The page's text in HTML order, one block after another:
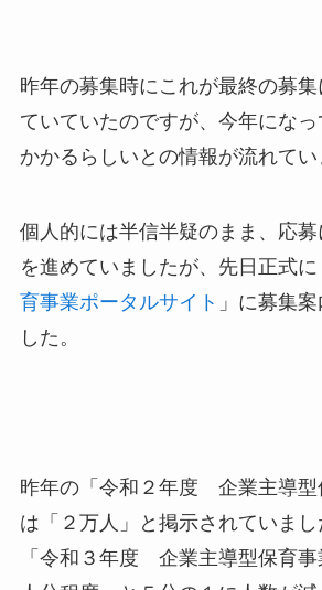
昨年の募集時にこれが最終の募
ていていたのですが、今年にな
かかるらしいとの情報が流れてい
個人的には半信半疑のまま、応
を進めていましたが、先日正式に
育事業ポータルサイト 」に募集
した。
昨年の「令和２年度 企業主導型
は「２万人」と掲示されていま
「令和３年度 企業主導型保育